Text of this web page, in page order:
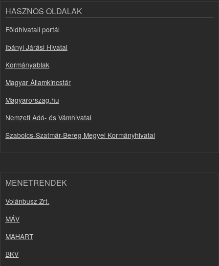
HASZNOS OLDALAK
Földhivatali portál
Ibányi Járási Hivatal
Kormányablak
Magyar Államkincstár
Magyarorszag.hu
Nemzeti Adó- és Vámhivatal
Szabolcs-Szatmár-Bereg Megyei Kormányhivatal
MENETRENDEK
Volánbusz Zrt.
MÁV
MAHART
BKV